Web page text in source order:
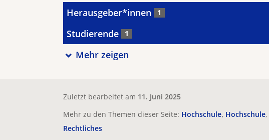
Herausgeber*innen 1
Studierende 1
Mehr zeigen
Zuletzt bearbeitet am 11. Juni 2025
Mehr zu den Themen dieser Seite: Hochschule Hochschule
Rechtliches